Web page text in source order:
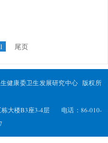
尾页
健康委卫生发展研究中心 版权所
栋大楼B3座3-4层 电话：86-010-